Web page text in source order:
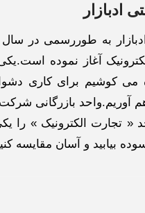
ادبازار
آغاز نموده
می کوشیم برای کاری
آوریم.واحد بازرگانی
« تجارت الکترونیک » را
بیابید و آسان مقایسه